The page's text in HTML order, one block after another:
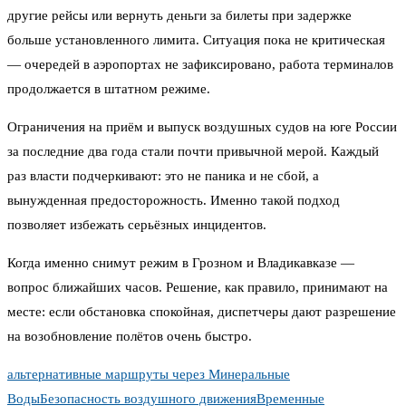
другие рейсы или вернуть деньги за билеты при задержке
больше установленного лимита. Ситуация пока не критическая
— очередей в аэропортах не зафиксировано, работа терминалов
продолжается в штатном режиме.
Ограничения на приём и выпуск воздушных судов на юге России
за последние два года стали почти привычной мерой. Каждый
раз власти подчеркивают: это не паника и не сбой, а
вынужденная предосторожность. Именно такой подход
позволяет избежать серьёзных инцидентов.
Когда именно снимут режим в Грозном и Владикавказе —
вопрос ближайших часов. Решение, как правило, принимают на
месте: если обстановка спокойная, диспетчеры дают разрешение
на возобновление полётов очень быстро.
альтернативные маршруты через Минеральные
ВодыБезопасность воздушного движенияВременные